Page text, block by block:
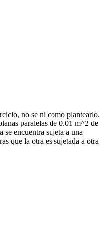
no se ni como plantearlo.
paralelas de 0.01 m^2 de
encuentra sujeta a una
que la otra es sujetada a otra